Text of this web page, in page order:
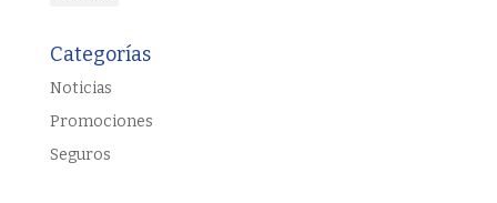
Categorías
Noticias
Promociones
Seguros